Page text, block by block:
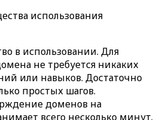
использования
в использовании. Для
не требуется никаких
или навыков. Достаточно
простых шагов.
доменов на
всего несколько минут.